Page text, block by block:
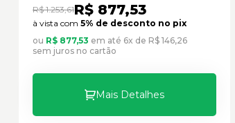
R$ 1.253,61R$ 877,53
à vista com 5% de desconto no pix
ou R$ 877,53 em até 6x de R$ 146,26
sem juros no cartão
Mais Detalhes